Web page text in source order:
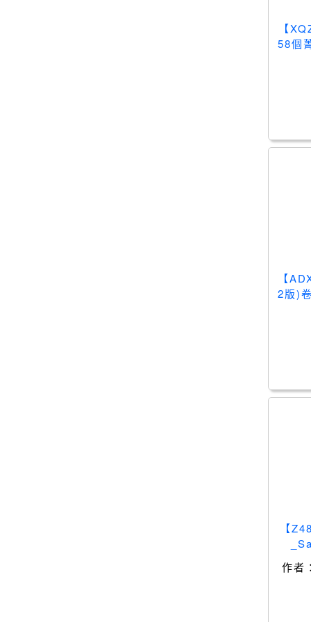
【
58個
【
2版)
【
作者